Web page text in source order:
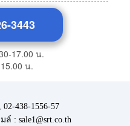
3443
17.00 น.
น.
438-1556-57
: sale1@srt.co.th